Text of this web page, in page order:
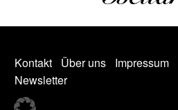
Kontakt Über uns Impressum
Newsletter